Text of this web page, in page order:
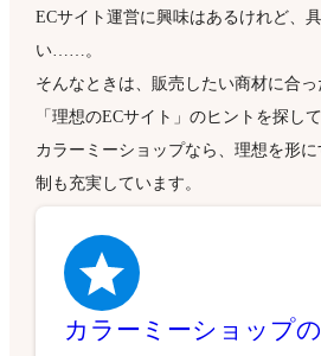
ECサイト運営に興味はあるけれど、
い……。
そんなときは、販売したい商材に合
「理想のECサイト」のヒントを探し
カラーミーショップなら、理想を形
制も充実しています。
カラーミーショップ